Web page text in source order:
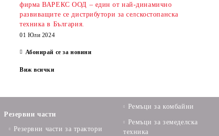
фирма ВАРЕКС ООД – един от най-динамично
развиващите се дистрибутори за селскостопанска
техника в България.
01 Юли 2024
Абонирай се за новини
Виж всички
Резервни части
Резервни части за трактори
Ремъци за комбайни
Ремъци за земеделска
техника